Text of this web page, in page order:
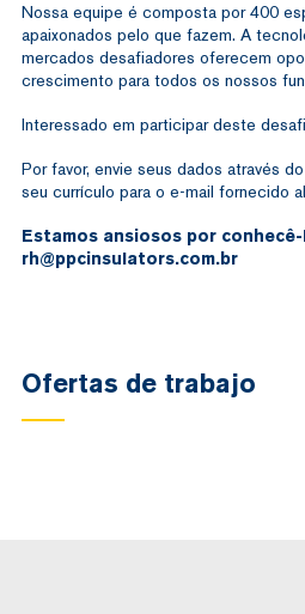
Nossa equipe é composta por 400
apaixonados pelo que fazem. A
mercados desafiadores oferecem
crescimento para todos os nossos
Interessado em participar deste
Por favor, envie seus dados através
seu currículo para o e-mail fornecido
Estamos ansiosos por
rh@ppcinsulators.com.br
Ofertas de trabajo